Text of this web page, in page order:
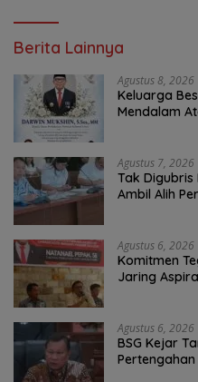
Berita Lainnya
Agustus 8, 2026
Keluarga
Mendalam
Agustus 7, 2026
Tak Digubris
Ambil Alih
Agustus 6, 2026
Komitmen
Jaring
Agustus 6, 2026
BSG Kejar
Pertengahan